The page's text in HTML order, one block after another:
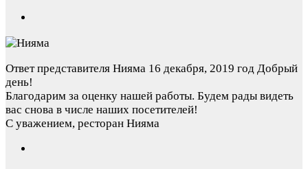
Ответ представителя Нияма 16 декабря, 2019 год Добрый
день!
Благодарим за оценку нашей работы. Будем рады видеть
вас снова в числе наших посетителей!
С уважением, ресторан Нияма